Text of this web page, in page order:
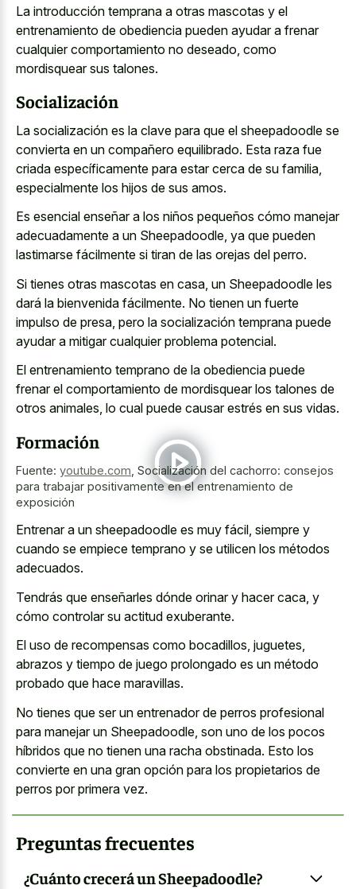
La introducción temprana a otras mascotas y el
entrenamiento de obediencia pueden ayudar a frenar
cualquier comportamiento no deseado, como
mordisquear sus talones.
Socialización
La socialización es la clave para que el sheepadoodle se
convierta en un compañero equilibrado. Esta raza fue
criada específicamente para estar cerca de su familia,
especialmente los hijos de sus amos.
Es esencial enseñar a los niños pequeños cómo manejar
adecuadamente a un Sheepadoodle, ya que pueden
lastimarse fácilmente si tiran de las orejas del perro.
Si tienes otras mascotas en casa, un Sheepadoodle les
dará la bienvenida fácilmente. No tienen un fuerte
impulso de presa, pero la socialización temprana puede
ayudar a mitigar cualquier problema potencial.
El entrenamiento temprano de la obediencia puede
frenar el comportamiento de mordisquear los talones de
otros animales, lo cual puede causar estrés en sus vidas.
Formación
Fuente: youtube.com Socialización del cachorro: consejos
para trabajar positivamente en el entrenamiento de
exposición
Entrenar a un sheepadoodle es muy fácil, siempre y
cuando se empiece temprano y se utilicen los métodos
adecuados.
Tendrás que enseñarles dónde orinar y hacer caca, y
cómo controlar su actitud exuberante.
El uso de recompensas como bocadillos, juguetes,
abrazos y tiempo de juego prolongado es un método
probado que hace maravillas.
No tienes que ser un entrenador de perros profesional
para manejar un Sheepadoodle, son uno de los pocos
híbridos que no tienen una racha obstinada. Esto los
convierte en una gran opción para los propietarios de
perros por primera vez.
Preguntas frecuentes
¿Cuánto crecerá un Sheepadoodle?